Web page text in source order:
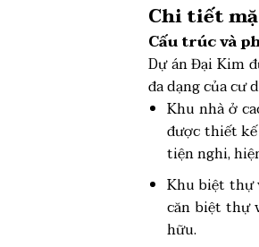
Chi tiết
Cấu trúc và
Dự án Đại Kim
đa dạng của cư
Khu nhà ở
được thiết
tiện nghi,
Khu biệt thự
căn biệt thự
hữu.